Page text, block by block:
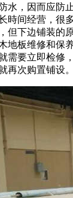
水，因而应防
時间经营，很
但下边铺装的
地板维修和保
需要立即检修
再次购置铺设。